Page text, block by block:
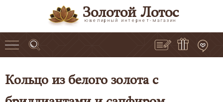
Золотой Лотос
ювелирный интернет-магазин
Кольцо из белого золота с